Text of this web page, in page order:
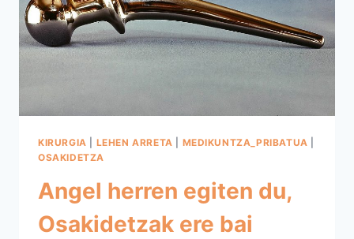
KIRURGIA LEHEN ARRETA MEDIKUNTZA_PRIBATUA
OSAKIDETZA
Angel herren egiten du,
Osakidetzak ere bai